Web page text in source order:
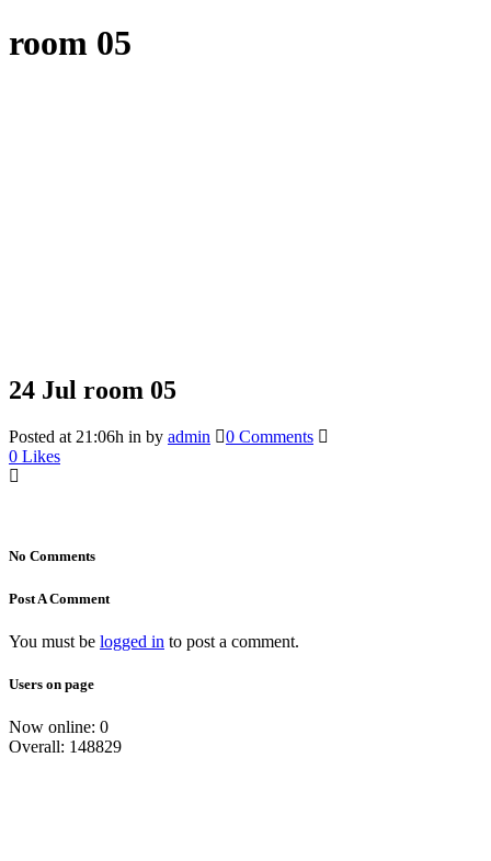
room 05
24 Jul room 05
Posted at 21:06h in by admin
0 Comments
0 Likes
No Comments
Post A Comment
You must be logged in to post a comment.
Users on page
Now online: 0
Overall: 148829